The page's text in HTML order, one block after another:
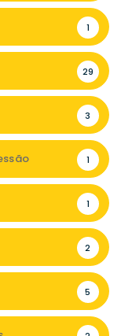
1
29
3
1
1
2
5